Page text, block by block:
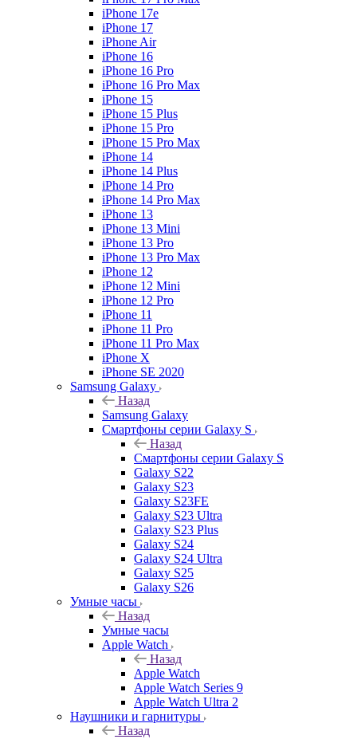
iPhone 17e
iPhone 17
iPhone Air
iPhone 16
iPhone 16 Pro
iPhone 16 Pro Max
iPhone 15
iPhone 15 Plus
iPhone 15 Pro
iPhone 15 Pro Max
iPhone 14
iPhone 14 Plus
iPhone 14 Pro
iPhone 14 Pro Max
iPhone 13
iPhone 13 Mini
iPhone 13 Pro
iPhone 13 Pro Max
iPhone 12
iPhone 12 Mini
iPhone 12 Pro
iPhone 11
iPhone 11 Pro
iPhone 11 Pro Max
iPhone X
iPhone SE 2020
Samsung Galaxy
Назад
Samsung Galaxy
Смартфоны серии Galaxy S
Назад
Смартфоны серии Galaxy S
Galaxy S22
Galaxy S23
Galaxy S23FE
Galaxy S23 Ultra
Galaxy S23 Plus
Galaxy S24
Galaxy S24 Ultra
Galaxy S25
Galaxy S26
Умные часы
Назад
Умные часы
Apple Watch
Назад
Apple Watch
Apple Watch Series 9
Apple Watch Ultra 2
Наушники и гарнитуры
Назад